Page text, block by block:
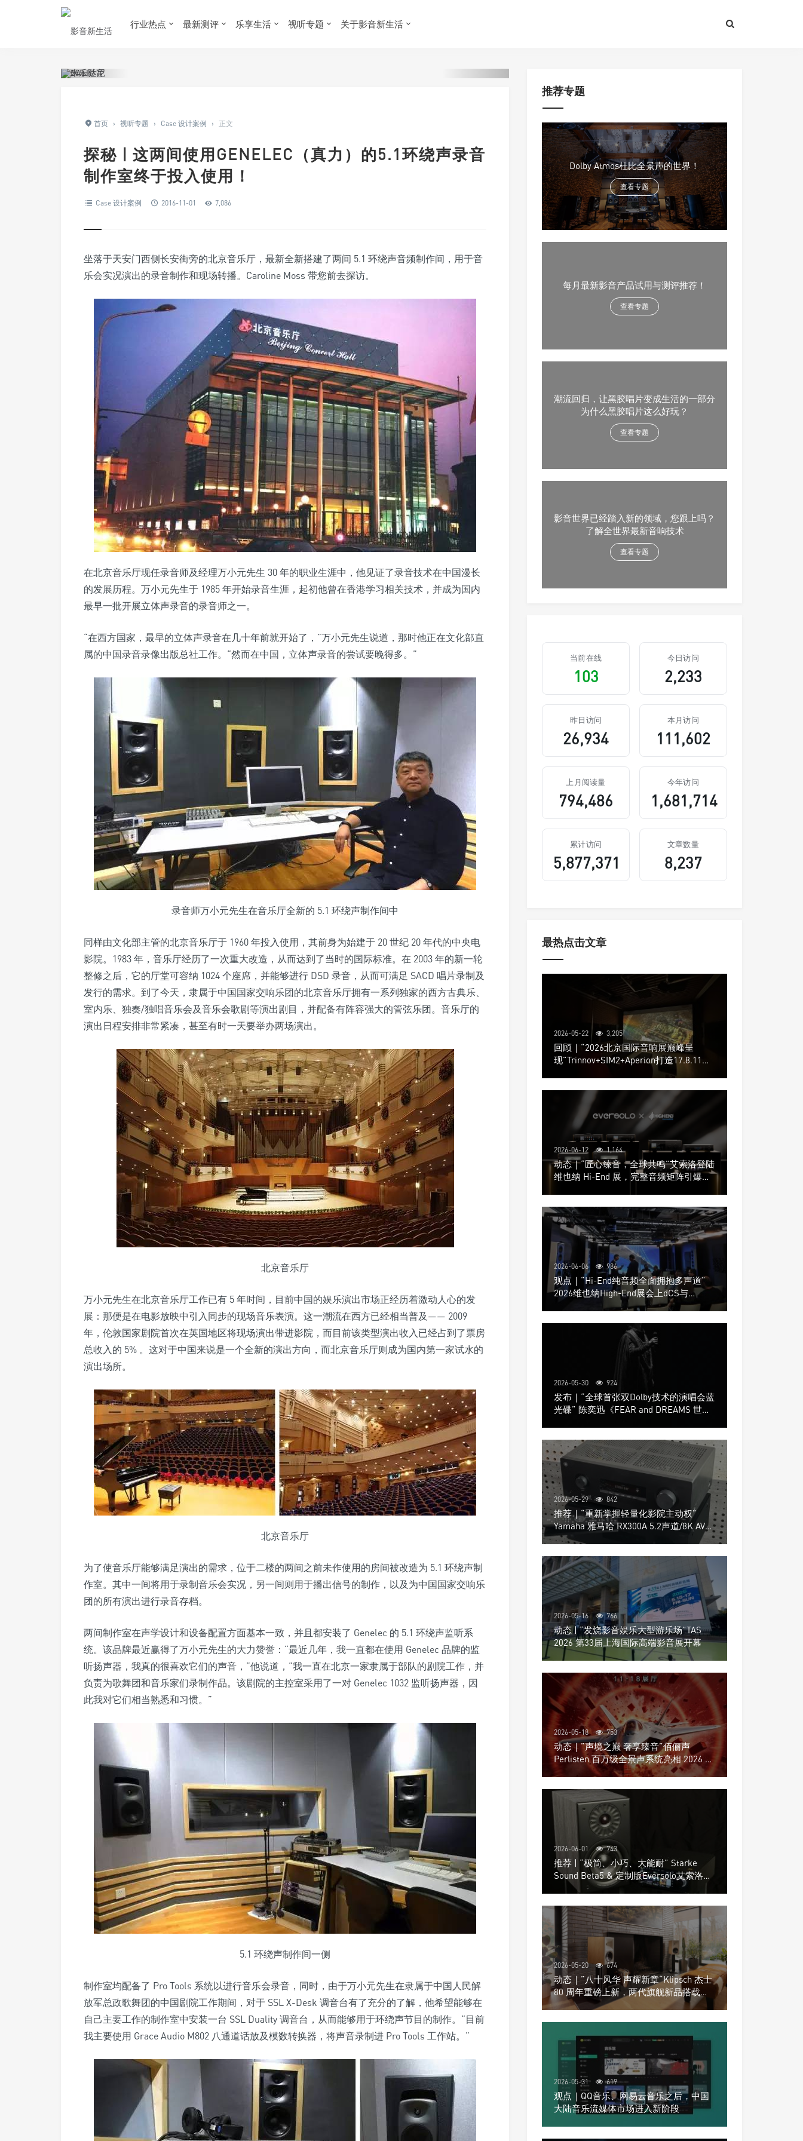
行业热点 最新测评 乐享生活 视听专题 关于影音新生活
首页 › 视听专题 › Case 设计案例 › 正文
探秘 | 这两间使用GENELEC（真力）的5.1环绕声录音
制作室终于投入使用！
Case 设计案例 2016-11-01 7,086
坐落于天安门西侧长安街旁的北京音乐厅，最新全新搭建了两间 5.1 环绕声音频制作间，用于音
乐会实况演出的录音制作和现场转播。Caroline Moss 带您前去探访。
在北京音乐厅现任录音师及经理万小元先生 30 年的职业生涯中，他见证了录音技术在中国漫长
的发展历程。万小元先生于 1985 年开始录音生涯，起初他曾在香港学习相关技术，并成为国内
最早一批开展立体声录音的录音师之一。
“在西方国家，最早的立体声录音在几十年前就开始了，”万小元先生说道，那时他正在文化部直
属的中国录音录像出版总社工作。“然而在中国，立体声录音的尝试要晚得多。”
录音师万小元先生在音乐厅全新的 5.1 环绕声制作间中
同样由文化部主管的北京音乐厅于 1960 年投入使用，其前身为始建于 20 世纪 20 年代的中央电
影院。1983 年，音乐厅经历了一次重大改造，从而达到了当时的国际标准。在 2003 年的新一轮
整修之后，它的厅堂可容纳 1024 个座席，并能够进行 DSD 录音，从而可满足 SACD 唱片录制及
发行的需求。到了今天，隶属于中国国家交响乐团的北京音乐厅拥有一系列独家的西方古典乐、
室内乐、独奏/独唱音乐会及音乐会歌剧等演出剧目，并配备有阵容强大的管弦乐团。音乐厅的
演出日程安排非常紧凑，甚至有时一天要举办两场演出。
北京音乐厅
万小元先生在北京音乐厅工作已有 5 年时间，目前中国的娱乐演出市场正经历着激动人心的发
展：那便是在电影放映中引入同步的现场音乐表演。这一潮流在西方已经相当普及—— 2009
年，伦敦国家剧院首次在英国地区将现场演出带进影院，而目前该类型演出收入已经占到了票房
总收入的 5% 。这对于中国来说是一个全新的演出方向，而北京音乐厅则成为国内第一家试水的
演出场所。
北京音乐厅
为了使音乐厅能够满足演出的需求，位于二楼的两间之前未作使用的房间被改造为 5.1 环绕声制
作室。其中一间将用于录制音乐会实况，另一间则用于播出信号的制作，以及为中国国家交响乐
团的所有演出进行录音存档。
两间制作室在声学设计和设备配置方面基本一致，并且都安装了 Genelec 的 5.1 环绕声监听系
统。该品牌最近赢得了万小元先生的大力赞誉：“最近几年，我一直都在使用 Genelec 品牌的监
听扬声器，我真的很喜欢它们的声音，”他说道，“我一直在北京一家隶属于部队的剧院工作，并
负责为歌舞团和音乐家们录制作品。该剧院的主控室采用了一对 Genelec 1032 监听扬声器，因
此我对它们相当熟悉和习惯。”
5.1 环绕声制作间一侧
制作室均配备了 Pro Tools 系统以进行音乐会录音，同时，由于万小元先生在隶属于中国人民解
放军总政歌舞团的中国剧院工作期间，对于 SSL X-Desk 调音台有了充分的了解，他希望能够在
自己主要工作的制作室中安装一台 SSL Duality 调音台，从而能够用于环绕声节目的制作。“目前
我主要使用 Grace Audio M802 八通道话放及模数转换器，将声音录制进 Pro Tools 工作站。”
推荐专题
Dolby Atmos杜比全景声的世界！
查看专题
每月最新影音产品试用与测评推荐！
查看专题
潮流回归，让黑胶唱片变成生活的一部分
为什么黑胶唱片这么好玩？
查看专题
影音世界已经踏入新的领域，您跟上吗？
了解全世界最新音响技术
查看专题
当前在线
103
今日访问
2,233
昨日访问
26,934
本月访问
111,602
上月阅读量
794,486
今年访问
1,681,714
累计访问
5,877,371
文章数量
8,237
最热点击文章
2026-05-22 3,205
回顾｜“2026北京国际音响展巅峰呈
现”Trinnov+SIM2+Aperion打造17.8.11声
2026-06-12 1,164
动态｜“匠心臻音，全球共鸣”艾索洛登陆
维也纳 Hi-End 展，完整音频矩阵引爆关
2026-06-06 986
观点｜“Hi-End纯音频全面拥抱多声道”
2026维也纳High-End展会上dCS与
Trinnov Audio搭建多声道演示系统
2026-05-30 924
发布｜“全球首张双Dolby技术的演唱会蓝
光碟” 陈奕迅《FEAR and DREAMS 世界
2026-05-29 842
推荐｜“重新掌握轻量化影院主动权”
Yamaha 雅马哈 RX300A 5.2声道/8K AV放
大器
2026-05-16 766
动态 | “发烧影音娱乐大型游乐场”TAS
2026 第33届上海国际高端影音展开幕
2026-05-18 753
动态｜”声境之巅 奢享臻音”佰俪声
Perlisten 百万级全景声系统亮相 2026 北
京国际音响展
2026-06-01 743
推荐 | “极简、小巧、大能耐” Starke
Sound Beta5 & 定制版Eversolo艾索洛
Play音响组合
2026-05-20 674
动态｜”八十风华 声耀新章“Klipsch 杰士
80 周年重磅上新，两代旗舰新品搭载硬
核配置音质再升级
2026-05-31 619
观点｜QQ音乐、网易云音乐之后，中国
大陆音乐流媒体市场进入新阶段